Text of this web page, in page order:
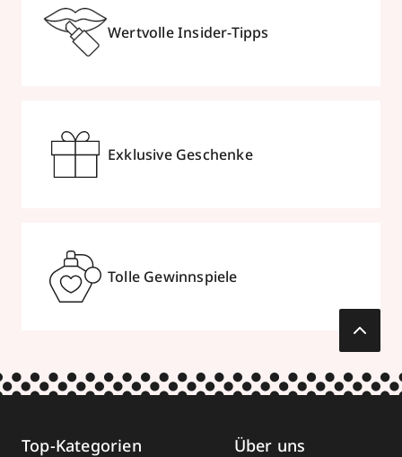
Wertvolle Insider-Tipps
Exklusive Geschenke
Tolle Gewinnspiele
Top-Kategorien Über uns